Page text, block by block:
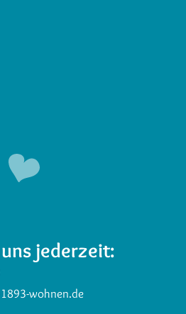
jederzeit:
wohnen.de